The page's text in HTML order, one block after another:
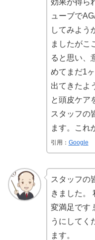
ューブで
してみよう
ましたがこ
ると思い、
めてまだ1
出てきたよ
と頭皮ケア
スタッフの
ます。これ
引用： Google
スタッフの
きました。
変満足です
うにしてく
ます。